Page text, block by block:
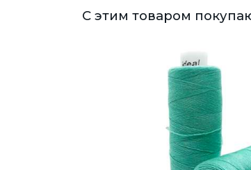
С этим товаром